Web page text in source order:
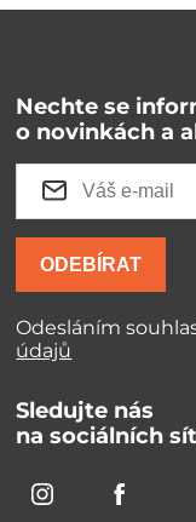
Nechte se
o novinkách a
ODEBÍRAT
Odesláním
údajů
Sledujte nás
na sociálních